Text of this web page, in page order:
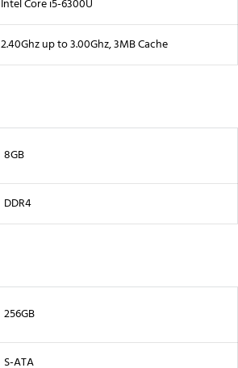
Intel Core i5-6300U
2.40Ghz up to 3.00Ghz, 3MB Cache
8GB
DDR4
256GB
S-ATA